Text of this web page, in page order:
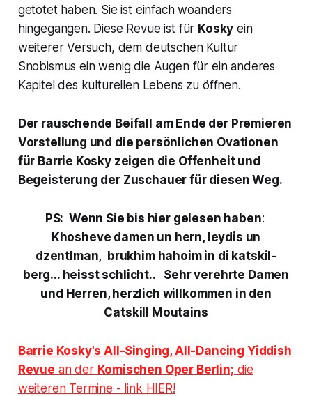
getötet haben. Sie ist einfach woanders
hingegangen. Diese Revue ist für Kosky ein
weiterer Versuch, dem deutschen Kultur
Snobismus ein wenig die Augen für ein anderes
Kapitel des kulturellen Lebens zu öffnen.
Der rauschende Beifall am Ende der Premieren
Vorstellung und die persönlichen Ovationen
für Barrie Kosky zeigen die Offenheit und
Begeisterung der Zuschauer für diesen Weg.
PS: Wenn Sie bis hier gelesen haben:
Khosheve damen un hern, leydis un
dzentlman, brukhim hahoim in di katskil-
berg... heisst schlicht..
Sehr verehrte Damen
und Herren, herzlich willkommen in den
Catskill Moutains
Barrie Kosky's All-Singing, All-Dancing Yiddish
Revue an der Komischen Oper Berlin; die
weiteren Termine - link HIER!